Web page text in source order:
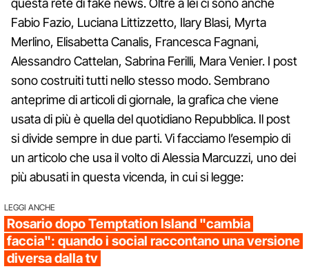
questa rete di fake news. Oltre a lei ci sono anche
Fabio Fazio, Luciana Littizzetto, Ilary Blasi, Myrta
Merlino, Elisabetta Canalis, Francesca Fagnani,
Alessandro Cattelan, Sabrina Ferilli, Mara Venier. I post
sono costruiti tutti nello stesso modo. Sembrano
anteprime di articoli di giornale, la grafica che viene
usata di più è quella del quotidiano Repubblica. Il post
si divide sempre in due parti. Vi facciamo l’esempio di
un articolo che usa il volto di Alessia Marcuzzi, uno dei
più abusati in questa vicenda, in cui si legge:
LEGGI ANCHE
Rosario dopo Temptation Island "cambia
faccia": quando i social raccontano una versione
diversa dalla tv